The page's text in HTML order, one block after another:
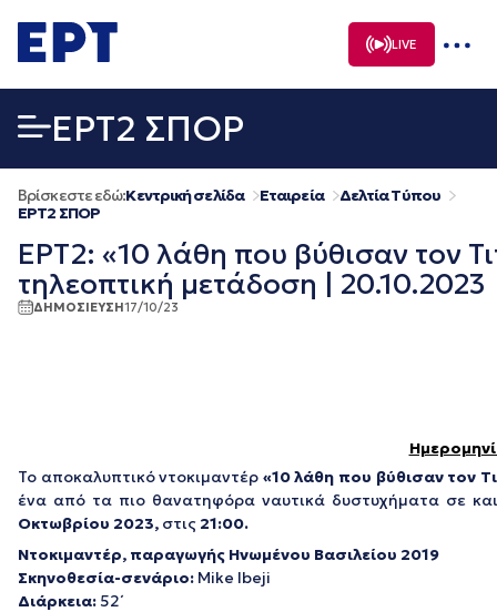
σε
περιεχόμενο
LIVE
EΡΤ2 ΣΠΟΡ
Βρίσκεστε εδώ:Κεντρική σελίδα Εταιρεία
Δελτία Τύπου
EΡΤ2 ΣΠΟΡ
ΕΡΤ2: «10 λάθη που βύθισαν τον
τηλεοπτική μετάδοση | 20.10.2023
ΔΗΜΟΣΙΕΥΣΗ17/10/23
Το αποκαλυπτικό ντοκιμαντέρ «10λάθη που βύθισαν τον
ένα από τα πιο θανατηφόρα ναυτικά δυστυχήματα σε
Οκτωβρίου 2023, στις 21:00.
Ντοκιμαντέρ, παραγωγής Ηνωμένου Βασιλείου 2019
Σκηνοθεσία-σενάριο: Mike Ibeji
Διάρκεια: 52΄